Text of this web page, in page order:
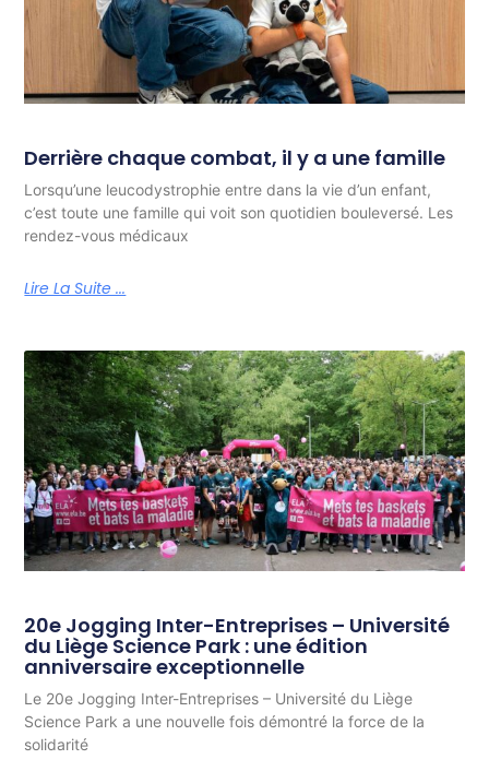
Derrière chaque combat, il y a une famille
Lorsqu’une leucodystrophie entre dans la vie d’un enfant,
c’est toute une famille qui voit son quotidien bouleversé. Les
rendez-vous médicaux
Lire La Suite ...
20e Jogging Inter-Entreprises – Université
du Liège Science Park : une édition
anniversaire exceptionnelle
Le 20e Jogging Inter-Entreprises – Université du Liège
Science Park a une nouvelle fois démontré la force de la
solidarité